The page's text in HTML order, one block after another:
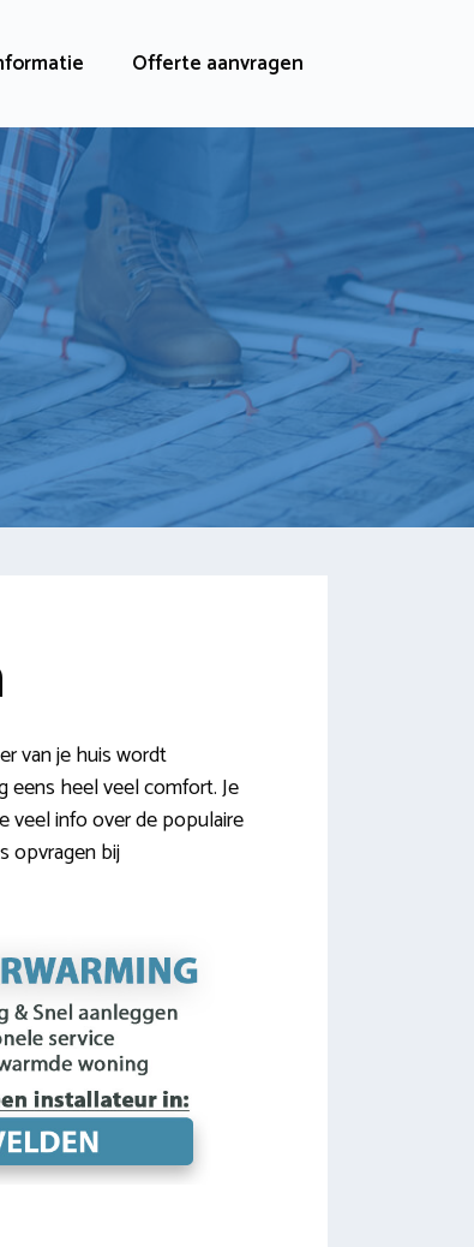
Offerte aanvragen
van je huis wordt
heel veel comfort. Je
veel info over de populaire
opvragen bij